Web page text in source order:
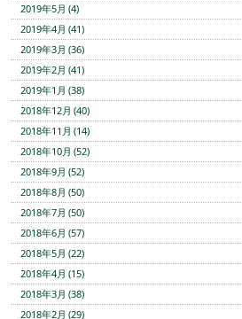
2019年5月 (4)
2019年4月 (41)
2019年3月 (36)
2019年2月 (41)
2019年1月 (38)
2018年12月 (40)
2018年11月 (14)
2018年10月 (52)
2018年9月 (52)
2018年8月 (50)
2018年7月 (50)
2018年6月 (57)
2018年5月 (22)
2018年4月 (15)
2018年3月 (38)
2018年2月 (29)